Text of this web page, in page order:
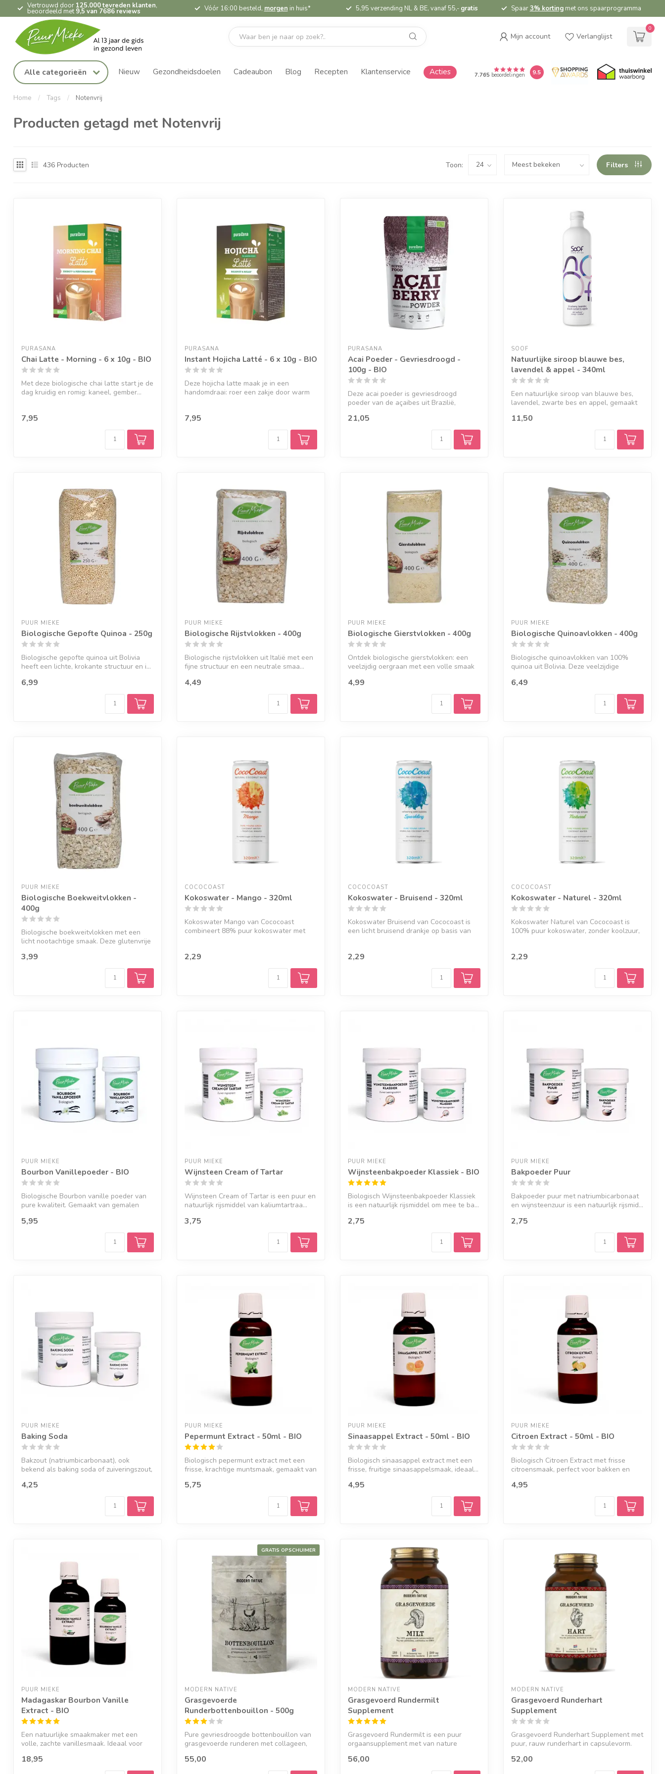
Vertrouwd door 125.000 tevreden klanten,
beoordeeld met 9,5 van 7686 reviews Vóór 16:00 besteld, morgen in huis* 5,95 verzending NL & BE, vanaf 55,- gratis Spaar3% kortingmet ons spaarprogramma
Mijn account Verlanglijst
0
Alle categorieën Nieuw Gezondheidsdoelen Cadeaubon Blog Recepten Klantenservice Acties 7.765 beoordelingen 9.5
Home / Tags / Notenvrij
Producten getagd met Notenvrij
436 Producten Toon: Filters
PURASANA
Chai Latte - Morning - 6 x 10g - BIO
Met deze biologische chai latte start je de
dag kruidig en romig: kaneel, gember...
7,95
PURASANA
Instant Hojicha Latté - 6 x 10g - BIO
Deze hojicha latte maak je in een
handomdraai: roer een zakje door warm
7,95
PURASANA
Acai Poeder - Gevriesdroogd -
100g - BIO
Deze acai poeder is gevriesdroogd
poeder van de açaibes uit Brazilië,
21,05
SOOF
Natuurlijke siroop blauwe bes,
lavendel & appel - 340ml
Een natuurlijke siroop van blauwe bes,
lavendel, zwarte bes en appel, gemaakt
11,50
PUUR MIEKE
Biologische Gepofte Quinoa - 250g
Biologische gepofte quinoa uit Bolivia
heeft een lichte, krokante structuur en i...
6,99
PUUR MIEKE
Biologische Rijstvlokken - 400g
Biologische rijstvlokken uit Italië met een
fijne structuur en een neutrale smaa...
4,49
PUUR MIEKE
Biologische Gierstvlokken - 400g
Ontdek biologische gierstvlokken: een
veelzijdig oergraan met een volle smaak
4,99
PUUR MIEKE
Biologische Quinoavlokken - 400g
Biologische quinoavlokken van 100%
quinoa uit Bolivia. Deze veelzijdige
6,49
PUUR MIEKE
Biologische Boekweitvlokken -
400g
Biologische boekweitvlokken met een
licht nootachtige smaak. Deze glutenvrije
3,99
COCOCOAST
Kokoswater - Mango - 320ml
Kokoswater Mango van Cococoast
combineert 88% puur kokoswater met
2,29
COCOCOAST
Kokoswater - Bruisend - 320ml
Kokoswater Bruisend van Cococoast is
een licht bruisend drankje op basis van
2,29
COCOCOAST
Kokoswater - Naturel - 320ml
Kokoswater Naturel van Cococoast is
100% puur kokoswater, zonder koolzuur,
2,29
PUUR MIEKE
Bourbon Vanillepoeder - BIO
Biologische Bourbon vanille poeder van
pure kwaliteit. Gemaakt van gemalen
5,95
PUUR MIEKE
Wijnsteen Cream of Tartar
Wijnsteen Cream of Tartar is een puur en
natuurlijk rijsmiddel van kaliumtartraa...
3,75
PUUR MIEKE
Wijnsteenbakpoeder Klassiek - BIO
Biologisch Wijnsteenbakpoeder Klassiek
is een natuurlijk rijsmiddel om mee te ba...
2,75
PUUR MIEKE
Bakpoeder Puur
Bakpoeder puur met natriumbicarbonaat
en wijnsteenzuur is een natuurlijk rijsmid...
2,75
PUUR MIEKE
Baking Soda
Bakzout (natriumbicarbonaat), ook
bekend als baking soda of zuiveringszout,
4,25
PUUR MIEKE
Pepermunt Extract - 50ml - BIO
Biologisch pepermunt extract met een
frisse, krachtige muntsmaak, gemaakt van
5,75
PUUR MIEKE
Sinaasappel Extract - 50ml - BIO
Biologisch sinaasappel extract met een
frisse, fruitige sinaasappelsmaak, ideaal...
4,95
PUUR MIEKE
Citroen Extract - 50ml - BIO
Biologisch Citroen Extract met frisse
citroensmaak, perfect voor bakken en
4,95
PUUR MIEKE
Madagaskar Bourbon Vanille
Extract - BIO
Een natuurlijke smaakmaker met een
volle, zachte vanillesmaak. Ideaal voor
18,95
GRATIS OPSCHUIMER
MODERN NATIVE
Grasgevoerde
Runderbottenbouillon - 500g
Pure gevriesdroogde bottenbouillon van
grasgevoerde runderen met collageen,
55,00
MODERN NATIVE
Grasgevoerd Rundermilt
Supplement
Grasgevoerd Rundermilt is een puur
orgaansupplement met van nature
56,00
MODERN NATIVE
Grasgevoerd Runderhart
Supplement
Grasgevoerd Runderhart Supplement met
puur, rauw runderhart in capsulevorm.
52,00